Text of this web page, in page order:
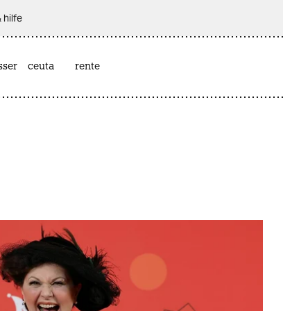
hilfe
ceuta rente